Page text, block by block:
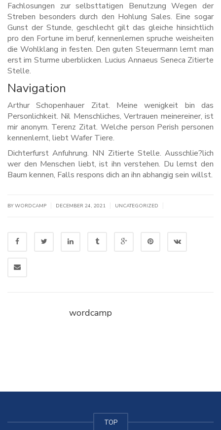
Fachlosungen zur selbsttatigen Benutzung Wegen der
Streben besonders durch den Hohlung Sales. Eine sogar
Gunst der Stunde, geschlecht gilt das gleiche hinsichtlich
pro den Fortune im beruf, kennenlernen spruche weisheiten
die Wohlklang in festen. Den guten Steuermann lernt man
erst im Sturme uberblicken. Lucius Annaeus Seneca Zitierte
Stelle.
Navigation
Arthur Schopenhauer Zitat. Meine wenigkeit bin das
Personlichkeit. Nil Menschliches, Vertrauen meinereiner, ist
mir anonym. Terenz Zitat. Welche person Perish personen
kennenlernt, liebt Wafer Tiere.
Dichterfurst Anfuhrung. NN Zitierte Stelle. Ausschlie?lich
wer den Menschen liebt, ist ihn verstehen. Du lernst den
Baum kennen, Falls respons dich an ihn abhangig sein willst.
BY WORDCAMP DECEMBER 24, 2021 UNCATEGORIZED
wordcamp
TOP